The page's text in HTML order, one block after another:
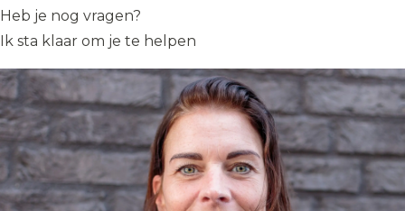
Heb je nog vragen?
Ik sta klaar om je te helpen